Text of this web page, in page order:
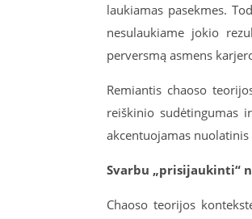
laukiamas pasekmes.
nesulaukiame jokio
perversmą asmens
Remiantis chaoso
reiškinio sudėtingumas
akcentuojamas nuolatinis
Svarbu „prisijaukinti“
Chaoso teorijos